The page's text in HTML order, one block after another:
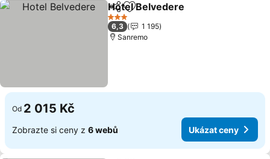
SdíletPřidat na seznam oblíbených
Hotel Belvedere
3 Počet hvězdiček
6,3
1 195
Sanremo
Od 2 015 Kč
Zobrazte si ceny z 6 webů Ukázat ceny